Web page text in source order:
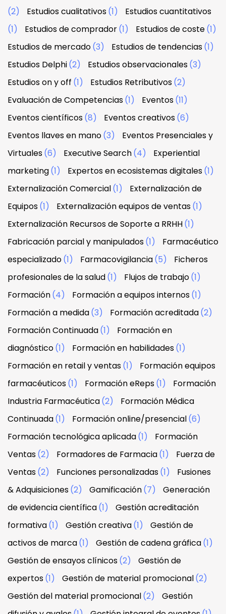
(2)
Estudios cualitativos(1)
Estudios cuantitativos
(1)
Estudios de comprador(1) Estudios de coste(1)
Estudios de mercado(3) Estudios de tendencias(1)
Estudios Delphi(2) Estudios observacionales(3)
Estudios on y off (1) Estudios Retributivos(2)
Evaluación de Competencias(1) Eventos(11)
Eventos científicos(8) Eventos creativos(6)
Eventos llaves en mano(3)
Eventos Presenciales y
Virtuales(6) Executive Search(4)
Experiential
marketing(1) Expertos en ecosistemas digitales(1)
Externalización Comercial(1)
Externalización de
Equipos(1) Externalización equipos de ventas(1)
Externalización Recursos de Soporte a RRHH(1)
Fabricación parcial y manipulados(1)
Farmacéutico
especializado(1) Farmacovigilancia(5)
Ficheros
profesionales de la salud(1) Flujos de trabajo(1)
Formación(4) Formación a equipos internos(1)
Formación a medida(3) Formación acreditada(2)
Formación Continuada(1)
Formación en
diagnóstico(1) Formación en habilidades(1)
Formación en retail y ventas(1)
Formación equipos
farmacéuticos(1) Formación eReps(1)
Formación
Industria Farmacéutica(2)
Formación Médica
Continuada(1) Formación online/presencial(6)
Formación tecnológica aplicada(1)
Formación
Ventas(2) Formadores de Farmacia(1)
Fuerza de
Ventas(2) Funciones personalizadas(1)
Fusiones
& Adquisiciones(2) Gamificación(7)
Generación
de evidencia científica(1)
Gestión acreditación
formativa(1) Gestión creativa(1)
Gestión de
activos de marca(1) Gestión de cadena gráfica(1)
Gestión de ensayos clínicos(2)
Gestión de
expertos(1) Gestión de material promocional(2)
Gestión del material promocional(2)
Gestión